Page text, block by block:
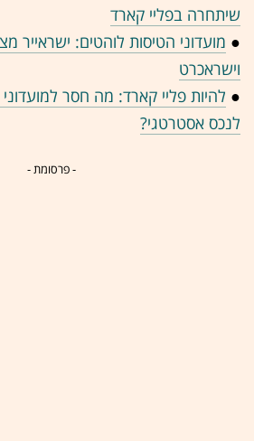
שיתחרה בפליי קארד
● מועדוני הטיסות לוהטים: ישראייר
וישראכרט
● להיות פליי קארד: מה חסר
לנכס אסטרטגי?
- פרסומת -